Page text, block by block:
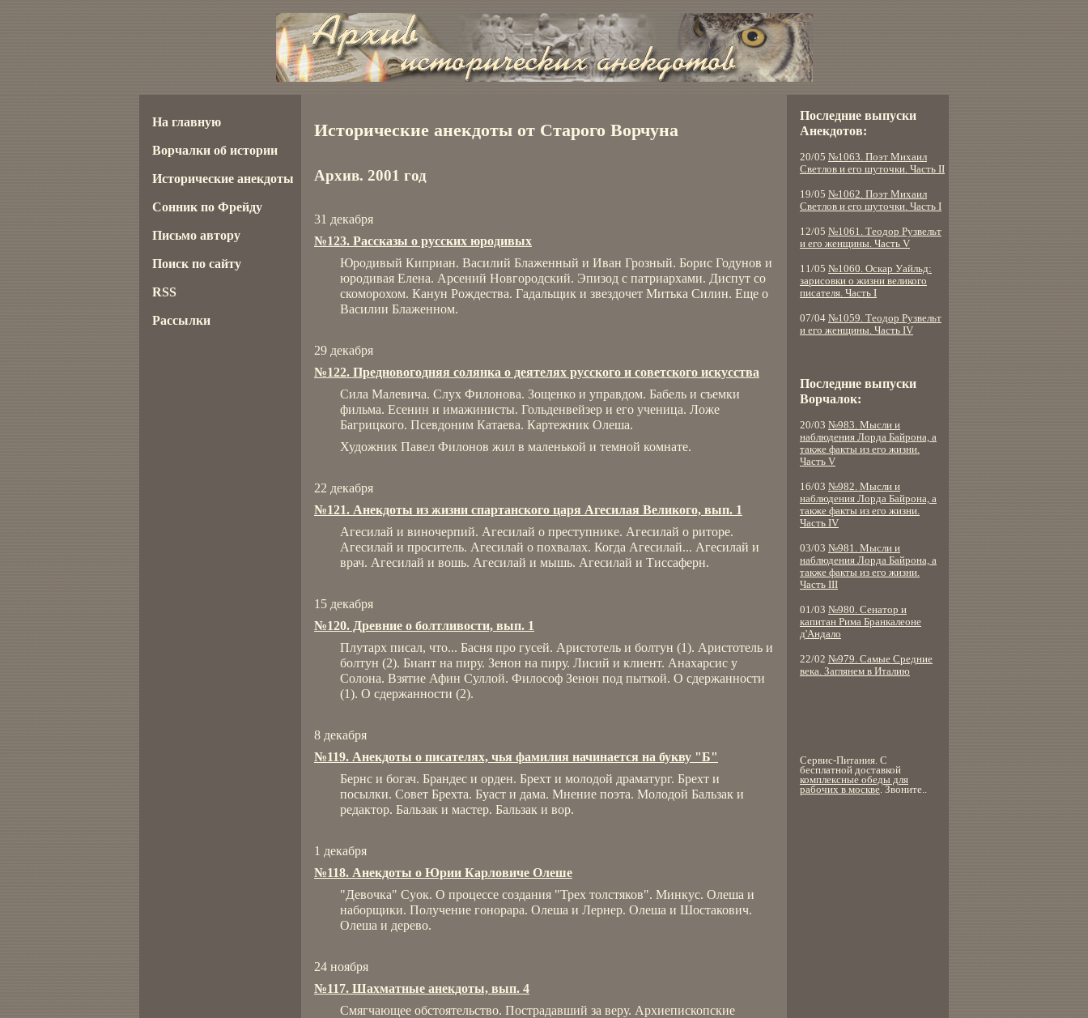
Исторические анекдоты от Старого Ворчуна
Архив. 2001 год
31 декабря
№123. Рассказы о русских юродивых
Юродивый Киприан. Василий Блаженный и Иван Грозный. Борис Годунов и
юродивая Елена. Арсений Новгородский. Эпизод с патриархами. Диспут со
скоморохом. Канун Рождества. Гадальщик и звездочет Митька Силин. Еще о
Василии Блаженном.
29 декабря
№122. Предновогодняя солянка о деятелях русского и советского искусства
Сила Малевича. Слух Филонова. Зощенко и управдом. Бабель и съемки
фильма. Есенин и имажинисты. Гольденвейзер и его ученица. Ложе
Багрицкого. Псевдоним Катаева. Картежник Олеша.
Художник Павел Филонов жил в маленькой и темной комнате.
22 декабря
№121. Анекдоты из жизни спартанского царя Агесилая Великого, вып. 1
Агесилай и виночерпий. Агесилай о преступнике. Агесилай о риторе.
Агесилай и проситель. Агесилай о похвалах. Когда Агесилай... Агесилай и
врач. Агесилай и вошь. Агесилай и мышь. Агесилай и Тиссаферн.
15 декабря
№120. Древние о болтливости, вып. 1
Плутарх писал, что... Басня про гусей. Аристотель и болтун (1). Аристотель и
болтун (2). Биант на пиру. Зенон на пиру. Лисий и клиент. Анахарсис у
Солона. Взятие Афин Суллой. Философ Зенон под пыткой. О сдержанности
(1). О сдержанности (2).
8 декабря
№119. Анекдоты о писателях, чья фамилия начинается на букву "Б"
Бернс и богач. Брандес и орден. Брехт и молодой драматург. Брехт и
посылки. Совет Брехта. Буаст и дама. Мнение поэта. Молодой Бальзак и
редактор. Бальзак и мастер. Бальзак и вор.
1 декабря
№118. Анекдоты о Юрии Карловиче Олеше
"Девочка" Суок. О процессе создания "Трех толстяков". Минкус. Олеша и
наборщики. Получение гонорара. Олеша и Лернер. Олеша и Шостакович.
Олеша и дерево.
24 ноября
№117. Шахматные анекдоты, вып. 4
Смягчающее обстоятельство. Пострадавший за веру. Архиепископские
На главную
Ворчалки об истории
Исторические анекдоты
Сонник по Фрейду
Письмо автору
Поиск по сайту
RSS
Рассылки
Последние выпуски
Анекдотов:
20/05 №1063. Поэт Михаил
Светлов и его шуточки. Часть II
19/05 №1062. Поэт Михаил
Светлов и его шуточки. Часть I
12/05 №1061. Теодор Рузвельт
и его женщины. Часть V
11/05 №1060. Оскар Уайльд:
зарисовки о жизни великого
писателя. Часть I
07/04 №1059. Теодор Рузвельт
и его женщины. Часть IV
Последние выпуски
Ворчалок:
20/03 №983. Мысли и
наблюдения Лорда Байрона, а
также факты из его жизни.
Часть V
16/03 №982. Мысли и
наблюдения Лорда Байрона, а
также факты из его жизни.
Часть IV
03/03 №981. Мысли и
наблюдения Лорда Байрона, а
также факты из его жизни.
Часть III
01/03 №980. Сенатор и
капитан Рима Бранкалеоне
д'Андало
22/02 №979. Самые Средние
века. Заглянем в Италию
Сервис-Питания. С
бесплатной доставкой
комплексные обеды для
рабочих в москве. Звоните..